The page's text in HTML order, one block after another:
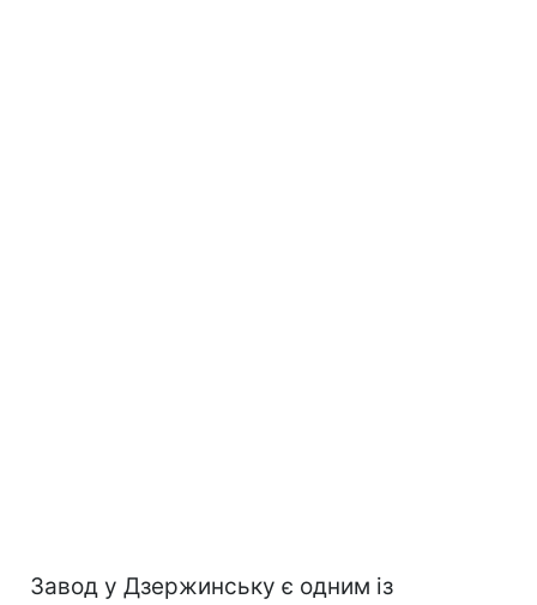
Завод у Дзержинську є одним із